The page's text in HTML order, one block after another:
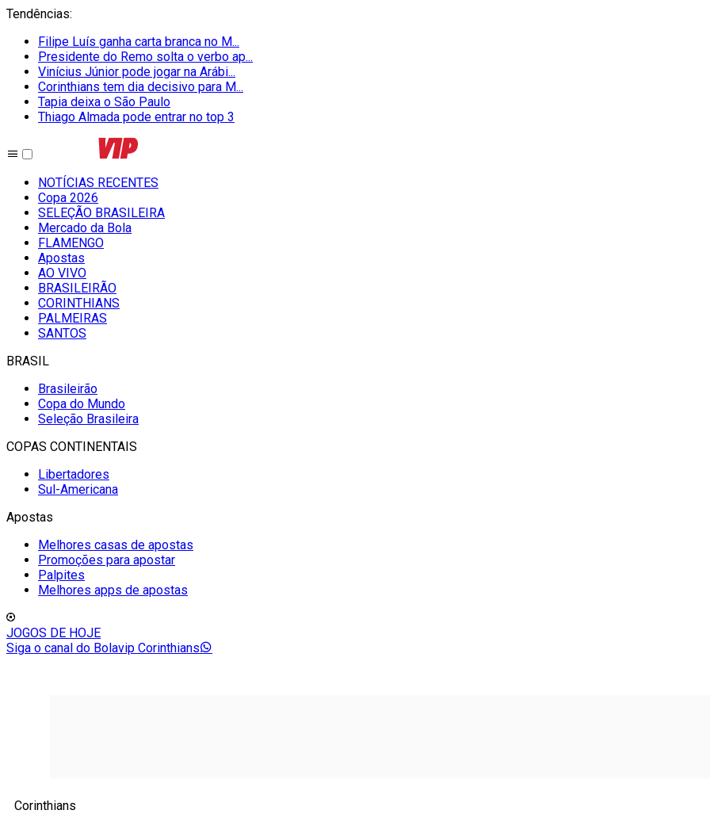
Tendências:
Filipe Luís ganha carta branca no M...
Presidente do Remo solta o verbo ap...
Vinícius Júnior pode jogar na Arábi...
Corinthians tem dia decisivo para M...
Tapia deixa o São Paulo
Thiago Almada pode entrar no top 3
NOTÍCIAS RECENTES
Copa 2026
SELEÇÃO BRASILEIRA
Mercado da Bola
FLAMENGO
Apostas
AO VIVO
BRASILEIRÃO
CORINTHIANS
PALMEIRAS
SANTOS
BRASIL
Brasileirão
Copa do Mundo
Seleção Brasileira
COPAS CONTINENTAIS
Libertadores
Sul-Americana
Apostas
Melhores casas de apostas
Promoções para apostar
Palpites
Melhores apps de apostas
JOGOS DE HOJE
Siga o canal do Bolavip Corinthians
Corinthians